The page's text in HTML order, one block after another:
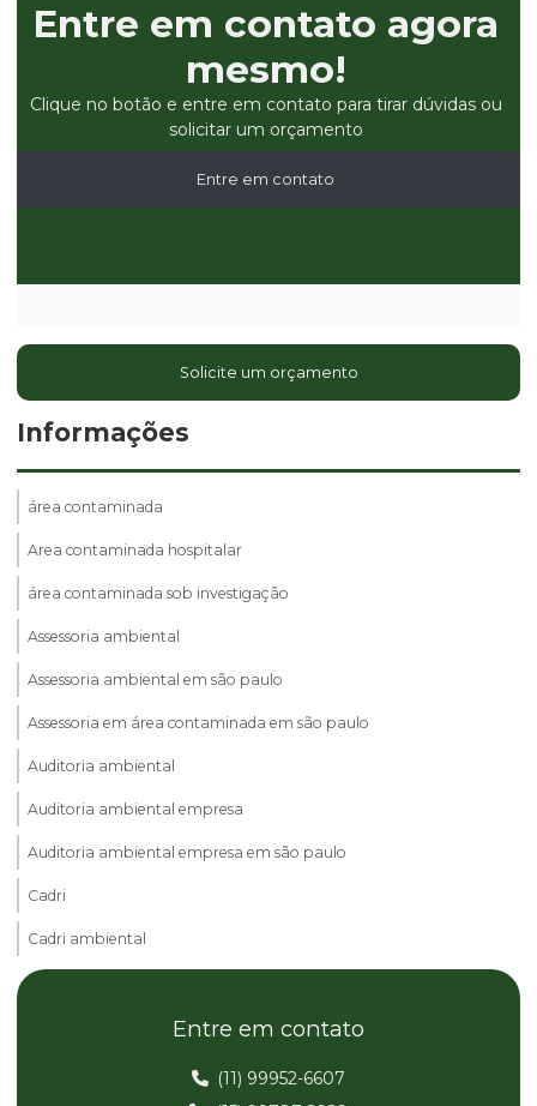
Entre em contato agora
mesmo!
Clique no botão e entre em contato para tirar dúvidas ou
solicitar um orçamento
Entre em contato
Solicite um orçamento
Informações
área contaminada
Area contaminada hospitalar
área contaminada sob investigação
Assessoria ambiental
Assessoria ambiental em são paulo
Assessoria em área contaminada em são paulo
Auditoria ambiental
Auditoria ambiental empresa
Auditoria ambiental empresa em são paulo
Cadri
Cadri ambiental
Cadri ambiental em são paulo
Cadri certificado em são paulo
Entre em contato
(11) 99952-6607